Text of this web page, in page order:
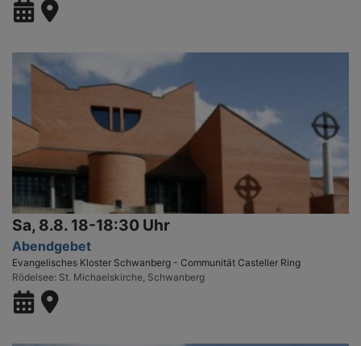
Sa, 8.8. 18-18:30 Uhr
Abendgebet
Evangelisches Kloster Schwanberg - Communität Casteller Ring
Rödelsee St. Michaelskirche, Schwanberg